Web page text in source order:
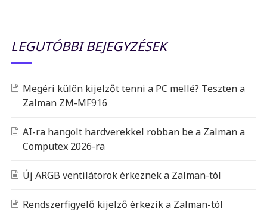
LEGUTÓBBI BEJEGYZÉSEK
Megéri külön kijelzőt tenni a PC mellé? Teszten a
Zalman ZM-MF916
AI-ra hangolt hardverekkel robban be a Zalman a
Computex 2026-ra
Új ARGB ventilátorok érkeznek a Zalman-tól
Rendszerfigyelő kijelző érkezik a Zalman-tól